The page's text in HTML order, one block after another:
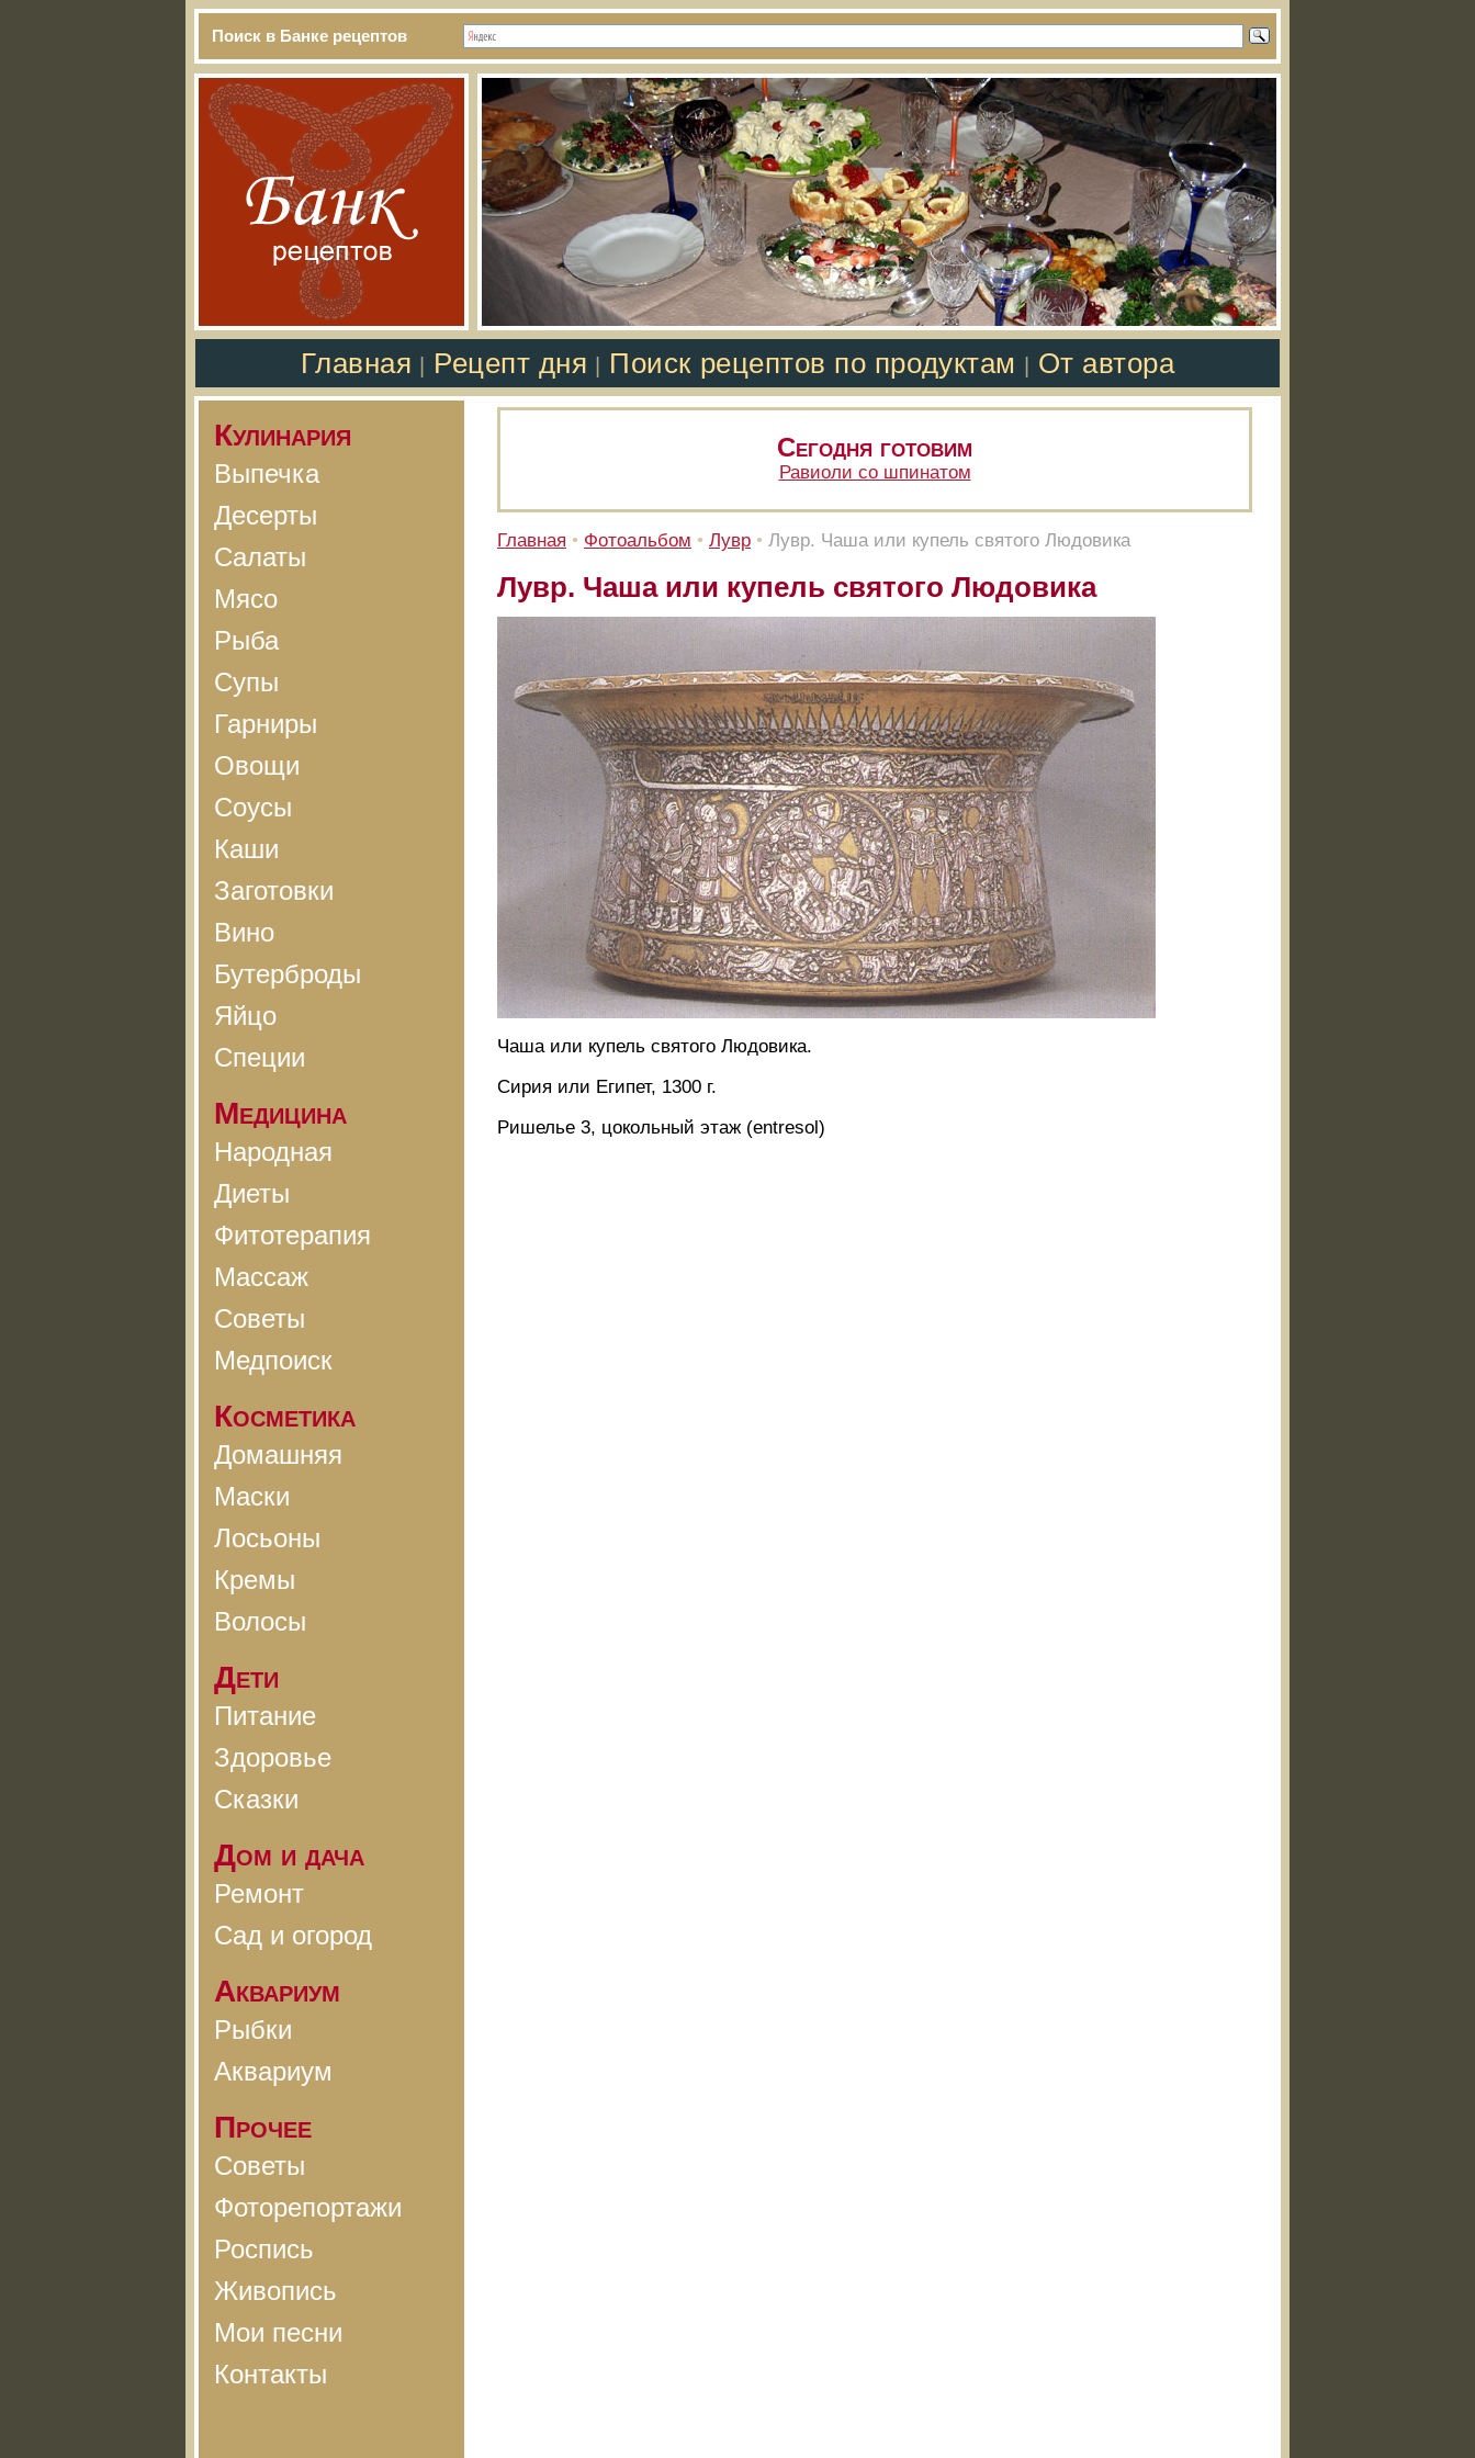
Поиск в Банке рецептов
Главная Рецепт дня Поиск рецептов по продуктам От автора
Кулинария
Выпечка
Десерты
Салаты
Мясо
Рыба
Супы
Гарниры
Овощи
Соусы
Каши
Заготовки
Вино
Бутерброды
Яйцо
Специи
Медицина
Народная
Диеты
Фитотерапия
Массаж
Советы
Медпоиск
Косметика
Домашняя
Маски
Лосьоны
Кремы
Волосы
Дети
Питание
Здоровье
Сказки
Дом и дача
Ремонт
Сад и огород
Аквариум
Рыбки
Аквариум
Прочее
Советы
Фоторепортажи
Роспись
Живопись
Мои песни
Контакты
Сегодня готовим
Равиоли со шпинатом
Главная • Фотоальбом • Лувр • Лувр. Чаша или купель святого Людовика
Лувр. Чаша или купель святого Людовика
Чаша или купель святого Людовика.
Сирия или Египет, 1300 г.
Ришелье 3, цокольный этаж (entresol)